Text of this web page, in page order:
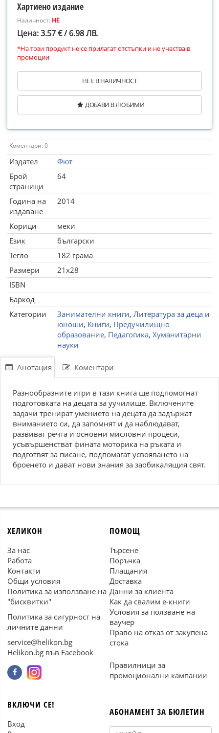
Хартиено издание
Наличност: НЕ
Цена: 3.57 € / 6.98 ЛВ.
*На този продукт не се прилагат отстъпки и не участва в
промоции
НЕ Е В НАЛИЧНОСТ
ДОБАВИ В ЛЮБИМИ
Коментари: 0
Издател
Фют
Брой
страници
64
Година на
издаване
2014
Корици
меки
Език
български
Тегло
182 грама
Размери
21x28
ISBN
Баркод
Категории
Занимателни книги, Литература за деца и
юноши, Книги, Предучилищно
образование, Педагогика, Хуманитарни
науки
Анотация Коментари
Разнообразните игри в тази книга ще подпомогнат
подготовката на децата за уучилище. Включените
задачи тренират умението на децата да задържат
вниманието си, да запомнят и да наблюдават,
развиват речта и основни мисловни процеси,
усъвършенстват фината моторика на ръката и
подготвят за писане, подпомагат усвояването на
броенето и дават нови знания за заобикалящия свят.
ХЕЛИКОН
За нас
Работа
Контакти
Общи условия
Политика за използване на
"бисквитки"
Политика за сигурност на
личните данни
service@helikon.bg
Helikon.bg във Facebook
ПОМОЩ
Търсене
Поръчка
Плащания
Доставка
Данни за клиента
Как да свалим е-книги
Условия за ползване на
ваучер
Право на отказ от закупена
стока
Правилници за
промоционални кампании
ВКЛЮЧИ СЕ!
Вход
АБОНАМЕНТ ЗА БЮЛЕТИН